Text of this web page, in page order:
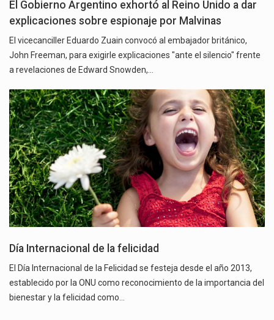
El Gobierno Argentino exhortó al Reino Unido a dar
explicaciones sobre espionaje por Malvinas
El vicecanciller Eduardo Zuain convocó al embajador británico,
John Freeman, para exigirle explicaciones "ante el silencio" frente
a revelaciones de Edward Snowden,…
Día Internacional de la felicidad
El Día Internacional de la Felicidad se festeja desde el año 2013,
establecido por la ONU como reconocimiento de la importancia del
bienestar y la felicidad como…